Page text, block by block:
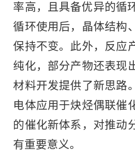
率高，且具备优异的循
循环使用后，晶体结构
保持不变。此外，反应
纯化，部分产物还表现
材料开发提供了新思路
电体应用于炔烃偶联催
的催化新体系，对推动
有重要意义。